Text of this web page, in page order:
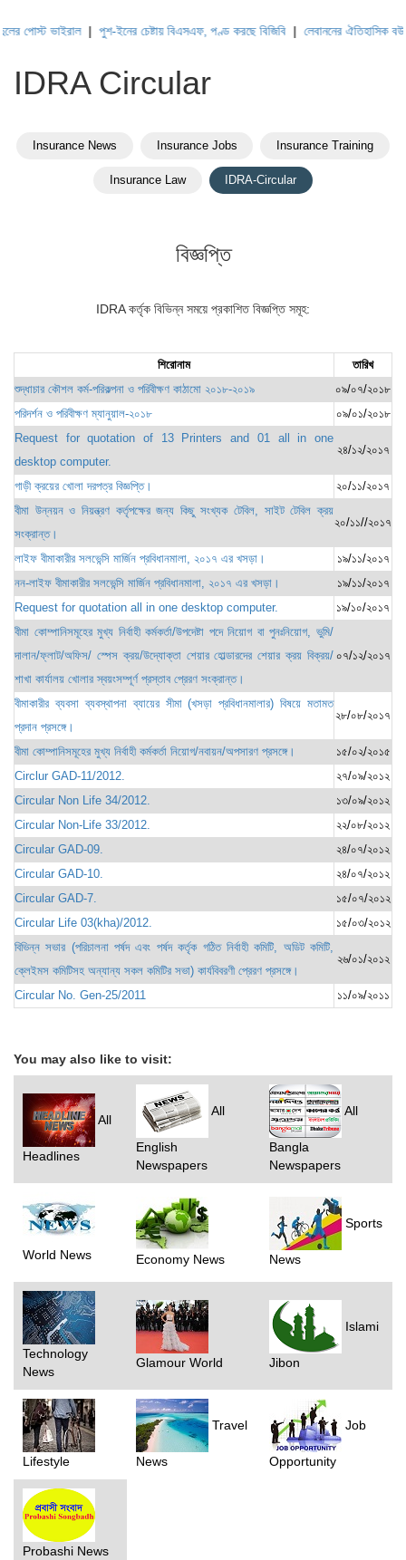
ভাইরাল|পুশ-ইনের চেষ্টায় বিএসএফ, পণ্ড করছে বিজিবি|লেবাননের ঐতিহাসিক
IDRA Circular
Insurance News Insurance Jobs Insurance Training
Insurance Law IDRA-Circular
বিজ্ঞপ্তি
IDRA কর্তৃক বিভিন্ন সময়ে প্রকাশিত বিজ্ঞপ্তি সমূহ:
শিরোনাম
তারিখ
শুদ্ধাচার কৌশল কর্ম-পরিকল্পনা ও পরিবীক্ষণ কাঠামো ২০১৮-২০১৯
০৯/০৭/২০১৮
পরিদর্শন ও পরিবীক্ষণ ম্যানুয়াল-২০১৮
০৯/০১/২০১৮
Request for quotation of 13 Printers and 01 all in one
desktop computer.
২৪/১২/২০১৭
গাড়ী ক্রয়ের খোলা দরপত্র বিজ্ঞপ্তি।
২০/১১/২০১৭
বীমা উন্নয়ন ও নিয়ন্ত্রণ কর্তৃপক্ষের জন্য কিছু সংখ্যক টেবিল, সাইট টেবিল ক্রয়
সংক্রান্ত।
২০/১১//২০১৭
লাইফ বীমাকারীর সলভেন্সি মার্জিন প্রবিধানমালা, ২০১৭ এর খসড়া।
১৯/১১/২০১৭
নন-লাইফ বীমাকারীর সলভেন্সি মার্জিন প্রবিধানমালা, ২০১৭ এর খসড়া।
১৯/১১/২০১৭
Request for quotation all in one desktop computer.
১৯/১০/২০১৭
বীমা কোম্পানিসমূহের মুখ্য নির্বাহী কর্মকর্তা/উপদেষ্টা পদে নিয়োগ বা পুনঃনিয়োগ, ভুমি/
দালান/ফ্লাট/অফিস/ স্পেস ক্রয়/উদ্যোক্তা শেয়ার হোল্ডারদের শেয়ার ক্রয় বিক্রয়/
শাখা কার্যালয় খোলার স্বয়ংসম্পূর্ণ প্রস্তাব প্রেরণ সংক্রান্ত।
০৭/১২/২০১৭
বীমাকারীর ব্যবসা ব্যবস্থাপনা ব্যায়ের সীমা (খসড়া প্রবিধানমালার) বিষয়ে মতামত
প্রদান প্রসঙ্গে।
২৮/০৮/২০১৭
বীমা কোম্পানিসমূহের মুখ্য নির্বাহী কর্মকর্তা নিয়োগ/নবায়ন/অপসারণ প্রসঙ্গে।
১৫/০২/২০১৫
Circlur GAD-11/2012.
২৭/০৯/২০১২
Circular Non Life 34/2012.
১৩/০৯/২০১২
Circular Non-Life 33/2012.
২২/০৮/২০১২
Circular GAD-09.
২৪/০৭/২০১২
Circular GAD-10.
২৪/০৭/২০১২
Circular GAD-7.
১৫/০৭/২০১২
Circular Life 03(kha)/2012.
১৫/০৩/২০১২
বিভিন্ন সভার (পরিচালনা পর্ষদ এবং পর্ষদ কর্তৃক গঠিত নির্বাহী কমিটি, অডিট কমিটি,
ক্লেইমস কমিটিসহ অন্যান্য সকল কমিটির সভা) কার্যবিবরণী প্রেরণ প্রসঙ্গে।
২৬/০১/২০১২
Circular No. Gen-25/2011 ১১/০৯/২০১১
You may also like to visit:
All
Headlines
All
English
Newspapers
All
Bangla
Newspapers
World News Economy News
Sports
News
Technology
News
Glamour World
Islami
Jibon
Lifestyle
Travel
News
Job
Opportunity
Probashi News